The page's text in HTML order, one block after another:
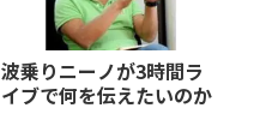
波乗りニーノが3時間ラ
イブで何を伝えたいのか